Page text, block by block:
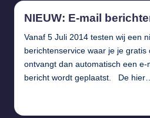
NIEUW: E-mail
Vanaf 5 Juli 2014 testen wij een
berichtenservice waar je je
ontvangt dan automatisch een
bericht wordt geplaatst. De